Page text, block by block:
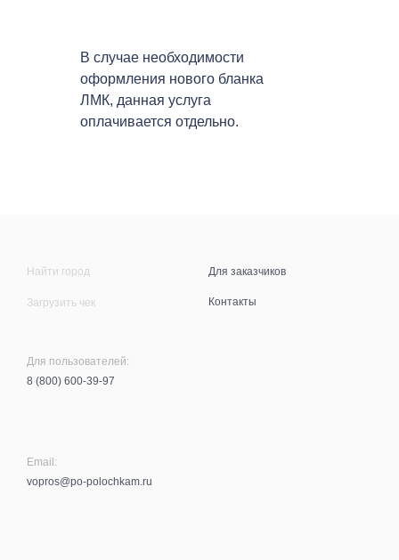
В случае необходимости
оформления нового бланка
ЛМК, данная услуга
оплачивается отдельно.
Найти город
Загрузить чек Контакты
Для заказчиков
8 (800) 600-39-97
Для пользователей:
vopros@po-polochkam.ru
Email: